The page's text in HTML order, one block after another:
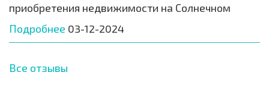
приобретения недвижимости на Солнечном
Подробнее 03-12-2024
Все отзывы